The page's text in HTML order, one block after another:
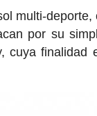
multi-
por su
cuya finalidad